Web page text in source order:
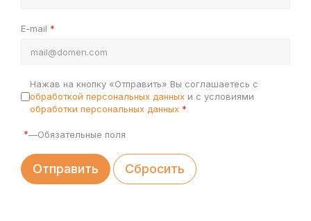
E-mail *
Нажав на кнопку «Отправить» Вы соглашаетесь с
обработкой персональных данных и с условиями
обработки персональных данных *
*—Обязательные поля
Отправить Сбросить